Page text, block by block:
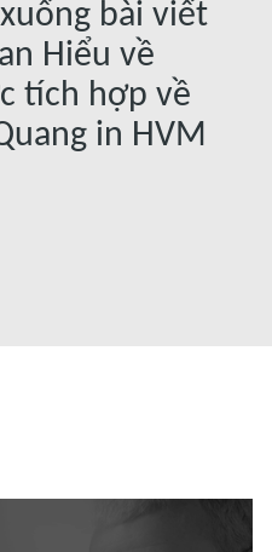
bài viết
Hiểu về
tích hợp về
in HVM